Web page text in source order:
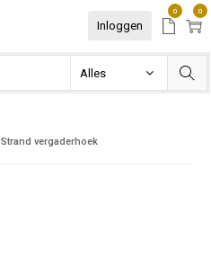
Inloggen
0 0
Strand vergaderhoek